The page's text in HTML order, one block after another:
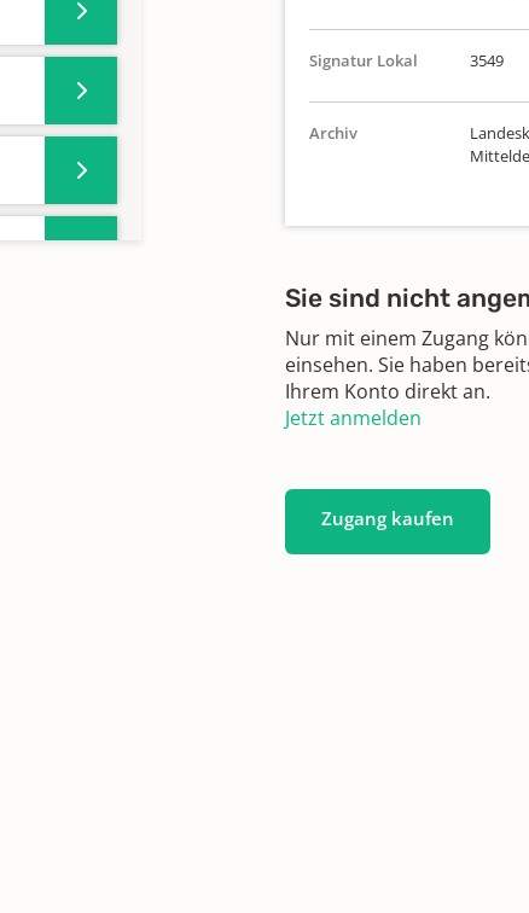
Signatur Lokal 3549
Archiv
Sie sind nicht
Nur mit einem Zugang
einsehen. Sie haben
Ihrem Konto direkt an.
Jetzt anmelden
Zugang kaufen